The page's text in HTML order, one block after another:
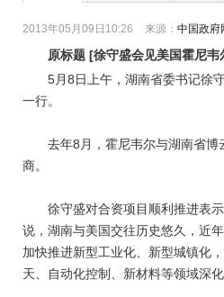
2013年05月09日10:26 来源： 中国政府
原标题 [徐守盛会见美国霍尼
5月8日上午，湖南省委书记徐守
一行。
去年8月，霍尼韦尔与湖南省博
商。
徐守盛对合资项目顺利推进表示
说，湖南与美国交往历史悠久，近
加快推进新型工业化、新型城镇化
天、自动化控制、新材料等领域深